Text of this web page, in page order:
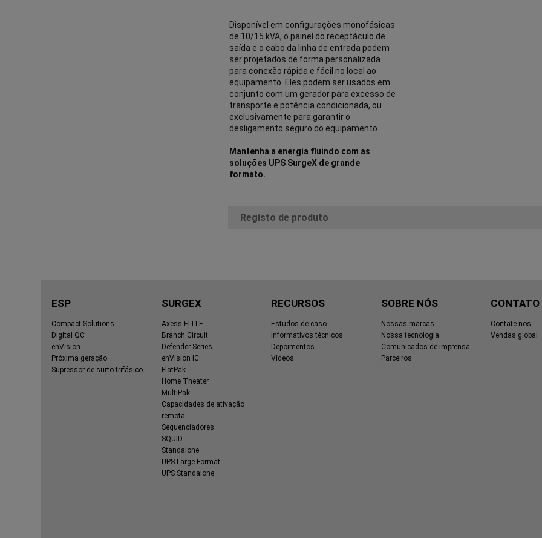
Disponível em configurações monofásicas
de 10/15 kVA, o painel do receptáculo de
saída e o cabo da linha de entrada podem
ser projetados de forma personalizada
para conexão rápida e fácil no local ao
equipamento. Eles podem ser usados em
conjunto com um gerador para excesso de
transporte e potência condicionada, ou
exclusivamente para garantir o
desligamento seguro do equipamento.
Mantenha a energia fluindo com as
soluções UPS SurgeX de grande
formato.
Registo de produto
ESP
Compact Solutions
Digital QC
enVision
Próxima geração
Supressor de surto trifásico
SURGEX
Axess ELITE
Branch Circuit
Defender Series
enVision IC
FlatPak
Home Theater
MultiPak
Capacidades de ativação
remota
Sequenciadores
SQUID
Standalone
UPS Large Format
UPS Standalone
RECURSOS
Estudos de caso
Informativos técnicos
Depoimentos
Vídeos
SOBRE NÓS
Nossas marcas
Nossa tecnologia
Comunicados de imprensa
Parceiros
CONTATO
Contate-nos
Vendas global